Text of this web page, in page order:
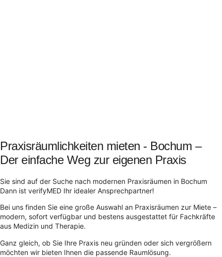
Praxisräumlichkeiten mieten - Bochum –
Der einfache Weg zur eigenen Praxis
Sie sind auf der Suche nach modernen Praxisräumen in Bochum
Dann ist verifyMED Ihr idealer Ansprechpartner!
Bei uns finden Sie eine große Auswahl an Praxisräumen zur Miete –
modern, sofort verfügbar und bestens ausgestattet für Fachkräfte
aus Medizin und Therapie.
Ganz gleich, ob Sie Ihre Praxis neu gründen oder sich vergrößern
möchten wir bieten Ihnen die passende Raumlösung.